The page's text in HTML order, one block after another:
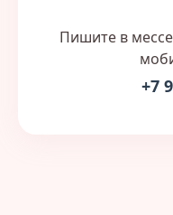
Пишите в
+7